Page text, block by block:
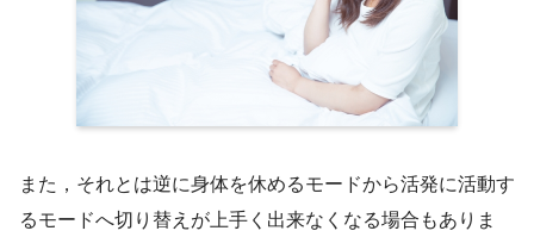
また，それとは逆に身体を休めるモードから活発に活動す
るモードへ切り替えが上手く出来なくなる場合もありま